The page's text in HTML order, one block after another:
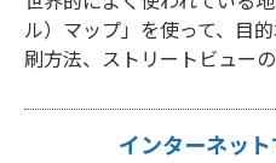
ル）マップ」を使って、目
刷方法、ストリートビュー
インターネッ